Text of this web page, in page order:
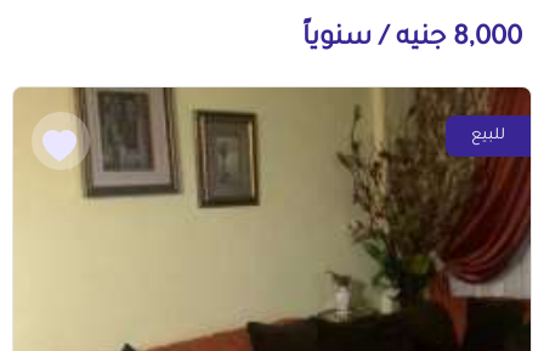
8,000 جنيه / سنوياً
للبيع